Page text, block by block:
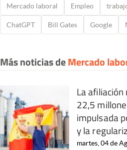
Mercado laboral Empleo
ChatGPT Bill Gates Google
Más noticias deMercado
La
22,5
impulsada
y la
martes, 04 de